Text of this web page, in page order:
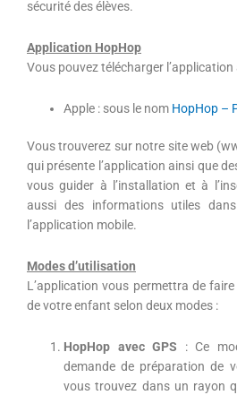
sécurité des élèves.
Application HopHop
Vous pouvez télécharger
Apple : sous le nom HopHop –
Vous trouverez sur notre site web
qui présente l’application ainsi que
vous guider à l’installation et à
aussi des informations utiles
l’application mobile.
Modes d’utilisation
L’application vous permettra de
de votre enfant selon deux modes :
HopHop avec GPS : Ce
demande de préparation de
vous trouvez dans un rayon